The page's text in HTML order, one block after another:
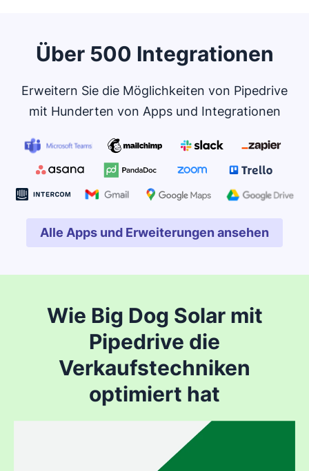
Über 500 Integrationen
Erweitern Sie die Möglichkeiten von Pipedrive
mit Hunderten von Apps und Integrationen
Alle Apps und Erweiterungen ansehen
In neuem Fenster öffnen
Wie Big Dog Solar mit
Pipedrive die
Verkaufstechniken
optimiert hat